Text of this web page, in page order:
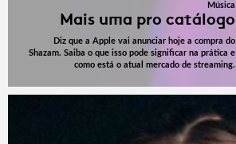
Música
Mais uma pro catálogo
Diz que a Apple vai anunciar hoje a compra do
Shazam. Saiba o que isso pode significar na prática e
como está o atual mercado de streaming.